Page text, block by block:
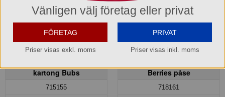
kartong Bubs
715155
Berries påse
718161
Vänligen välj företag eller privat
FÖRETAG
Priser visas exkl. moms
PRIVAT
Priser visas inkl. moms